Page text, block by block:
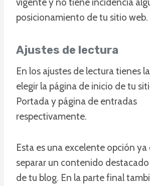
posicionamiento de tu sitio web.
Ajustes de lectura
En los ajustes de lectura tienes
elegir la página de inicio de tu
Portada y página de entradas
respectivamente.
Esta es una excelente opción ya
separar un contenido
de tu blog. En la parte final